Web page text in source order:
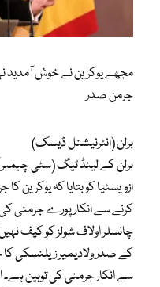
مجھے یوکرین نے خوش آمدید
جرمن صدر
برلن (انٹرنیشنل ڈیسک)
برلن کے لینڈ ٹیگ (سٹی چیمبر
ازویسٹیا کو بتایا کہ یوکرین
کرنے سے انکار پورے جرمنی
چانسلر اولاف شولز کو کیف
کے صدر ولادیمیر زیلنسکی
سے انکار جرمنی کی توہین